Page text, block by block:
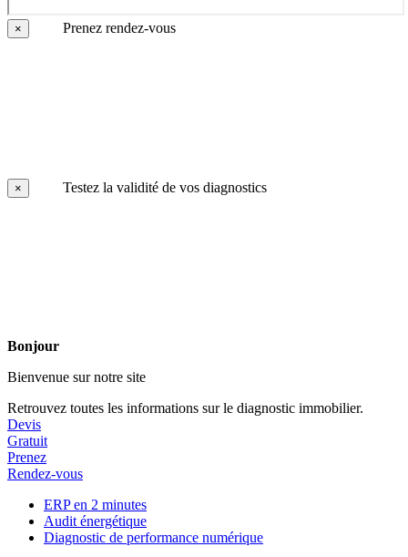
× Prenez rendez-vous
× Testez la validité de vos diagnostics
Bonjour
Bienvenue sur notre site
Retrouvez toutes les informations sur le diagnostic immobilier.
Devis
Gratuit
Prenez
Rendez-vous
ERP en 2 minutes
Audit énergétique
Diagnostic de performance numérique